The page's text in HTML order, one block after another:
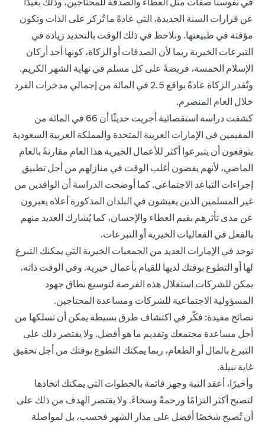
عن قرارات السنة الجديدة، التي عادةً ما تُركز على الذات وتكون
مؤقتة في طبيعتها. ونلاحظ في ذلك الوقت بالتحديد زيادة في
التبرعات الخيرية ربما لأن الصدقات أو الزكاة، كونها أحد أركان
الإسلام الخمسة، فريضةً على كل مسلم في نهاية الشهر الكريم.
وتُقدر الزكاة عادةً بواقع 2.5 في المائة من إجمالي مدخرات الفرد
خلال العام المنصرم.
كشفت دراسة استقصائية أجريت حديثًا أن 66 في المائة من
المقيمين في الإمارات العربية المتحدة والمملكة العربية السعودية
يتوقعون أن يتبرعوا أكثر للأعمال الخيرية هذا العام مقارنةً بالعام
الماضي، لأنهم يقضون أغلب الوقت في منازلهم من أجل تطبيق
إجراءات التباعد الاجتماعي. كما أوضحت الدراسة أن الوافدين من
غير المسلمين الذين يعيشون في البلدان المذكورة أعلاه يعبرون
عن مدى تأثرهم بقيم العطاء والإحسان، كما يُشارك العديد منهم
بالفعل في الفعاليات الخيرية أو التبرعات.
توجد في الإمارات العديد من الجمعيات الخيرية التي يمكنك التبرع
لها أو التطوع بوقتك لديها للقيام بأعمال خيرية. وفي الوقت ذاته،
يمكن للشركات استغلال هذه الفرصة لتوسيع نطاق جهود
المسؤولية الاجتماعية للشركات ومساعدة المحتاجين.
نصائح مفيدة: فكّر في اكتشاف طرق بسيطة يمكن أن تسلكها من
أجل مساعدة مجتمعك وتقديم ما هو أفضل. ولا يقتصر ذلك على
التبرع بالمال أو الطعام، ربما يمكنك التطوع بوقتك من أجل تحقيق
غاية نبيلة.
وأخيرًا، أعقد النية وجهز قائمة بالخطوات التي يمكنك اتخاذها
لتصبح أكثر التزامًا ورحمةً وسخاءً. ولا يقتصر الهدف من ذلك على
أن تُصبح شخصًا أفضل على مدار الشهر فحسب، بل لمواصلة